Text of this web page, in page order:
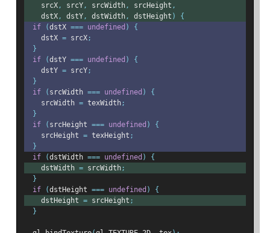
    srcX
, srcY, srcWidth, srcHeight ,
    dstX
, dstY, dstWidth, dstHeight )
{
if
(dstX === undefined )
{
    dstX
= srcX;
}
if
(dstY === undefined )
{
    dstY
= srcY;
}
if
( srcWidth === undefined )
{
    srcWidth
= texWidth;
}
if
( srcHeight === undefined )
{
    srcHeight
= texHeight ;
}
if
(dstWidth === undefined )
{
    dstWidth
= srcWidth;
}
if
(dstHeight === undefined )
{
    dstHeight
= srcHeight ;
}